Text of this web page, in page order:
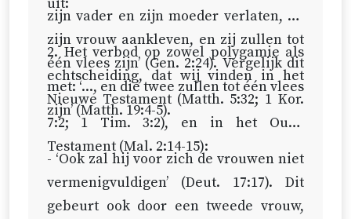
zijn vader en zijn moeder verlaten, en
zijn vrouw aankleven, en zij zullen tot
één vlees zijn’ (Gen. 2:24). Vergelijk dit
met: ‘..., en die twee zullen tot één vlees
zijn’ (Matth. 19:4-5).
2. Het verbod op zowel polygamie als
echtscheiding, dat wij vinden in het
Nieuwe Testament (Matth. 5:32; 1 Kor.
7:2;1 Tim. 3:2), en in het Oude
Testament (Mal. 2:14-15):
- ‘Ook zal hij voor zich de vrouwen niet
vermenigvuldigen’ (Deut. 17:17). Dit
gebeurt ook door een tweede vrouw,